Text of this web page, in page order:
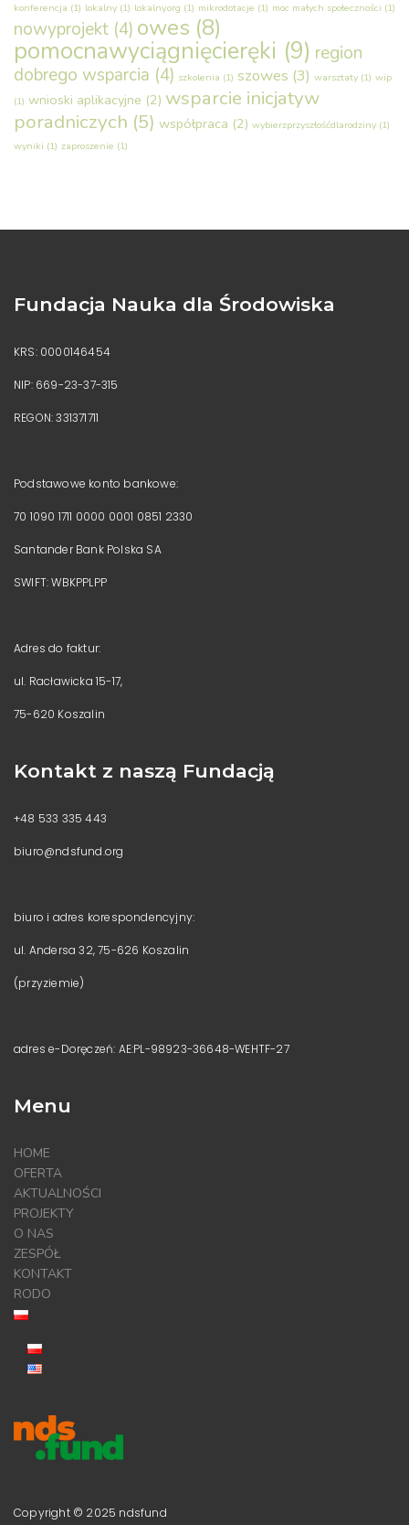
konferencja (1) lokalny (1) lokalny.org (1) mikrodotacje (1) moc małych społeczności (1)
nowyprojekt (4) owes (8)
pomocnawyciągnięcieręki (9) region
dobrego wsparcia (4) szkolenia (1) szowes (3) warsztaty (1) wip
(1) wnioski aplikacyjne (2) wsparcie inicjatyw
poradniczych (5) współpraca (2) wybierzprzyszłośćdlarodziny (1)
wyniki (1) zaproszenie (1)
Fundacja Nauka dla Środowiska
KRS: 0000146454
NIP: 669-23-37-315
REGON: 331371711
Podstawowe konto bankowe:
70 1090 1711 0000 0001 0851 2330
Santander Bank Polska SA
SWIFT: WBKPPLPP
Adres do faktur:
ul. Racławicka 15-17,
75-620 Koszalin
Kontakt z naszą Fundacją
+48 533 335 443
biuro@ndsfund.org
biuro i adres korespondencyjny:
ul. Andersa 32, 75-626 Koszalin
(przyziemie)
adres e-Doręczeń: AE:PL-98923-36648-WEHTF-27
Menu
HOME
OFERTA
AKTUALNOŚCI
PROJEKTY
O NAS
ZESPÓŁ
KONTAKT
RODO
Copyright © 2025 ndsfund